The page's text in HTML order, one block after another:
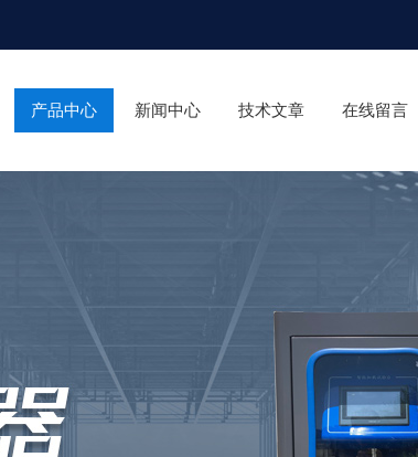
产品中心 新闻中心 技术文章 在线留言